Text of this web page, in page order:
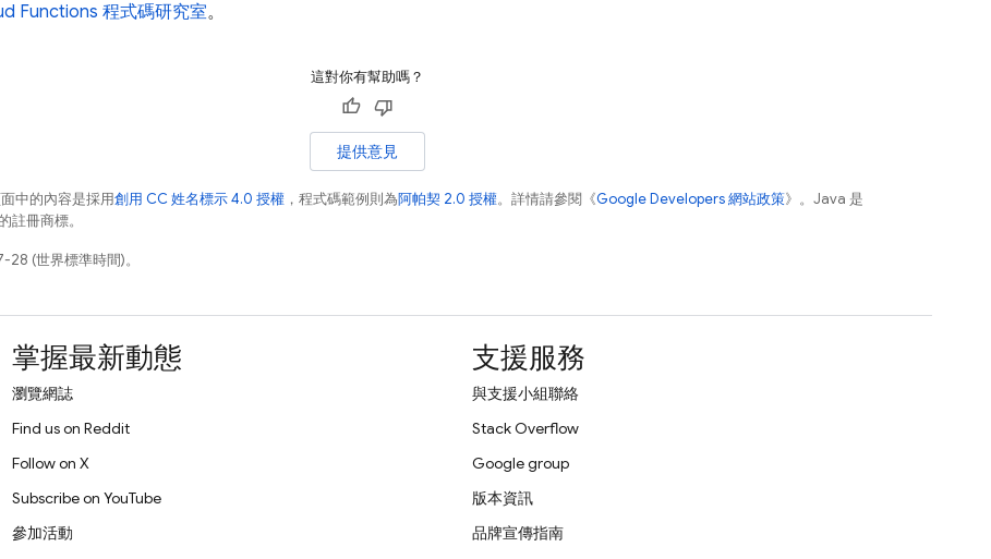
Functions 程式碼研究室。
這對你有幫助嗎？
提供意見
中的內容是採用創用 CC 姓名標示 4.0 授權 ，程式碼範例則為阿帕契 2.0 授權。詳情請參閱《Google Developers 網站政策》。Java 是
註冊商標。
28 (世界標準時間)。
掌握最新動態
瀏覽網誌
Find us on Reddit
Follow on X
Subscribe on YouTube
參加活動
支援服務
與支援小組聯絡
Stack Overflow
Google group
版本資訊
品牌宣傳指南